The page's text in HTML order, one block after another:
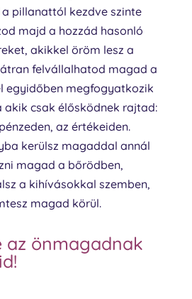
pillanattól kezdve szinte
majd a hozzád hasonló
akikkel öröm lesz a
felvállalhatod magad a
egyidőben megfogyatkozik
akik csak élősködnek rajtad:
az értékeiden.
kerülsz magaddal annál
magad a bőrödben,
a kihívásokkal szemben,
magad körül.
az önmagadnak